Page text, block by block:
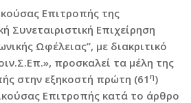
Επιτροπής της
Συνεταιριστική Επιχείρηση
Ωφέλειας”, με διακριτικό
προσκαλεί τα μέλη της
στην εξηκοστή πρώτη (61 η)
Επιτροπής κατά το άρθρο